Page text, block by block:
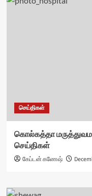
செய்திகள்
கொல்கத்தா
செய்திகள்
கேப்டன் கணேஷ்